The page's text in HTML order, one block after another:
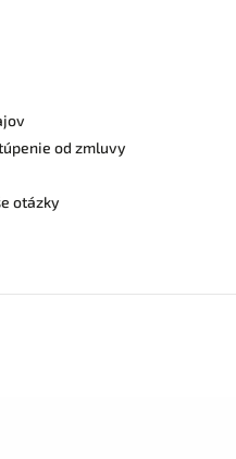
od zmluvy
otázky